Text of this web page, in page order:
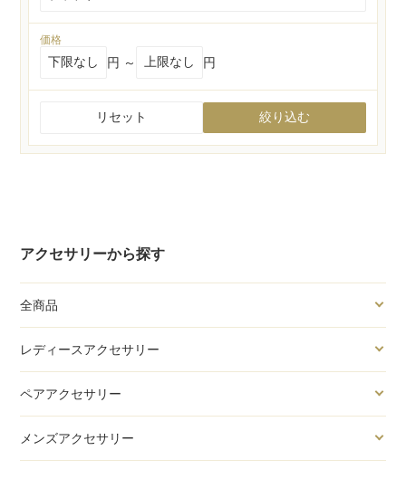
アクセサリーから探す
全商品
レディースアクセサリー
ペアアクセサリー
メンズアクセサリー
価格
円 ～ 円
リセット 絞り込む